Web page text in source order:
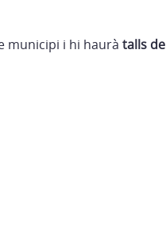
municipi i hi haurà talls de